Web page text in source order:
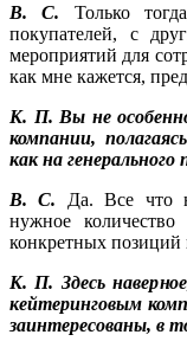
В. С.
Только
покупателей, с
мероприятий для
как мне кажется,
К. П. Вы не
компании,
как на генерального
В. С. Да. Все что
нужное
конкретных
К. П. Здесь
кейтеринговым
заинтересованы, в